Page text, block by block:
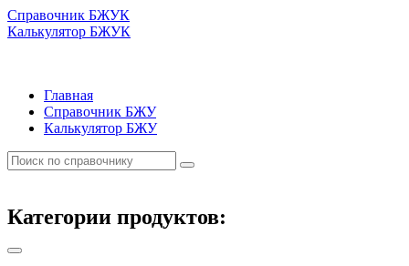
Справочник БЖУК
Калькулятор БЖУК
Главная
Справочник БЖУ
Калькулятор БЖУ
Категории продуктов: